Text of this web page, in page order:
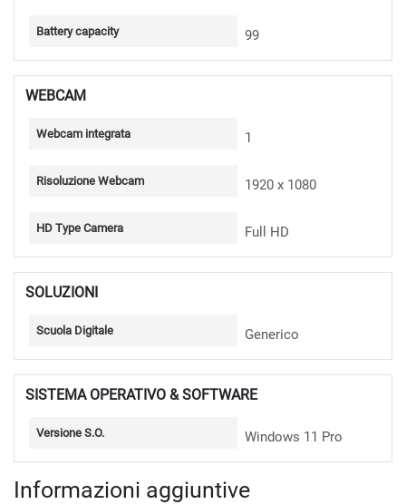
Battery capacity 99
WEBCAM
Webcam integrata 1
Risoluzione Webcam 1920 x 1080
HD Type Camera Full HD
SOLUZIONI
Scuola Digitale Generico
SISTEMA OPERATIVO & SOFTWARE
Versione S.O. Windows 11 Pro
Informazioni aggiuntive